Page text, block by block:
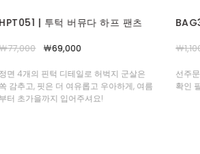
BAG302 에블린 백
￦1,100,000 ￦880,000
선주문용 상품입니다. 상세페이지 내 공지
확인 필수
￦
선주
확인